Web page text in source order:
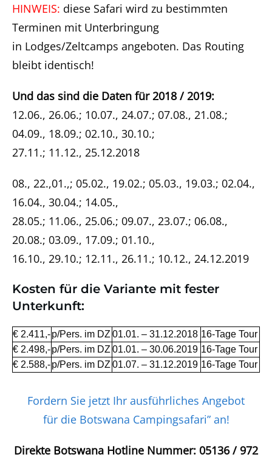
HINWEIS: diese Safari wird zu bestimmten
Terminen mit Unterbringung
in Lodges/Zeltcamps angeboten. Das Routing
bleibt identisch!
Und das sind die Daten für 2018 / 2019:
12.06., 26.06.; 10.07., 24.07.; 07.08., 21.08.;
04.09., 18.09.; 02.10., 30.10.;
27.11.; 11.12., 25.12.2018
08., 22.,01.,; 05.02., 19.02.; 05.03., 19.03.; 02.04.,
16.04., 30.04.; 14.05.,
28.05.; 11.06., 25.06.; 09.07., 23.07.; 06.08.,
20.08.; 03.09., 17.09.; 01.10.,
16.10., 29.10.; 12.11., 26.11.; 10.12., 24.12.2019
Kosten für die Variante mit fester
Unterkunft:
€ 2.411,-p/Pers. im DZ 01.01. – 31.12.2018 16-Tage Tour
€ 2.498,-p/Pers. im DZ 01.01. – 30.06.2019 16-Tage Tour
€ 2.588,-p/Pers. im DZ 01.07. – 31.12.2019 16-Tage Tour
Fordern Sie jetzt Ihr ausführliches Angebot
für die Botswana Campingsafari” an!
Direkte Botswana Hotline Nummer: 05136 / 972